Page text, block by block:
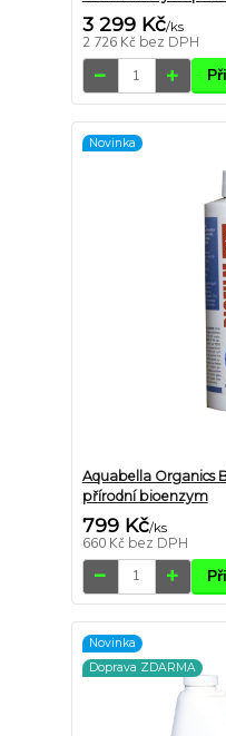
3 299 Kč/ks
2 726 Kč bez DPH
Novinka
Aquabella Organics
přírodní bioenzym
799 Kč/ks
660 Kč bez DPH
Novinka
Doprava ZDARMA